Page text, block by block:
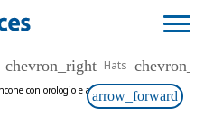
chevron_right Hats
arrow_forward